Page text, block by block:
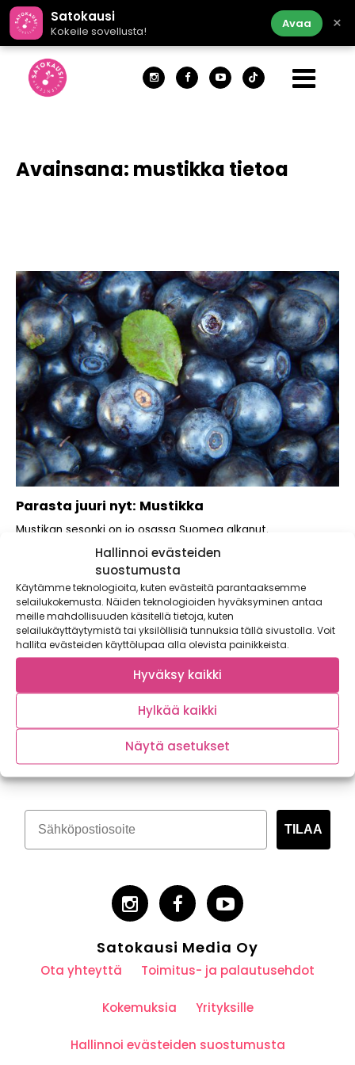
Hallinnoi evästeiden
suostumusta
Käytämme teknologioita, kuten evästeitä parantaaksemme
selailukokemusta. Näiden teknologioiden hyväksyminen antaa
meille mahdollisuuden käsitellä tietoja, kuten
selailukäyttäytymistä tai yksilöllisiä tunnuksia tällä sivustolla. Voit
hallita evästeiden käyttölupaa alla olevista painikkeista.
Hyväksy kaikki
Hylkää kaikki
Näytä asetukset
Satokausi
Kokeile sovellusta!
Avaa ×
Avainsana: mustikka tietoa
Parasta juuri nyt: Mustikka
Mustikan sesonki on jo osassa Suomea alkanut.
Mielestämme kaikki syötäväksi kelpaavat kasvikset ovat
Tilaa kasvispitoinen uutiskirje
TILAA
Satokausi Media Oy
Ota yhteyttä Toimitus- ja palautusehdot
Kokemuksia Yrityksille
Hallinnoi evästeiden suostumusta